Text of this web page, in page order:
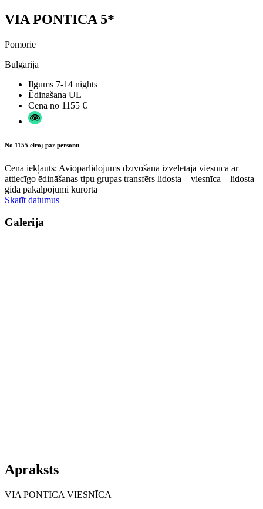
VIA PONTICA 5*
Pomorie
Bulgārija
Ilgums 7-14 nights
Ēdinašana UL
Cena no 1155 €
No 1155 eiro; par personu
Cenā iekļauts: Aviopārlidojums dzīvošana izvēlētajā viesnīcā ar
attiecīgo ēdināšanas tipu grupas transfērs lidosta – viesnīca – lidosta
gida pakalpojumi kūrortā
Skatīt datumus
Galerija
Apraksts
VIA PONTICA VIESNĪCA